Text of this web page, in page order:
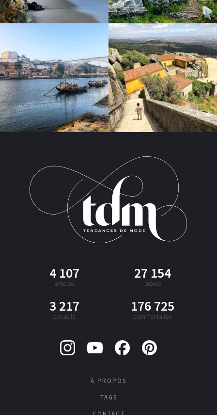
4 107
articles
27 154
brèves
3 217
conseils
176 725
commentaires
À PROPOS
TAGS